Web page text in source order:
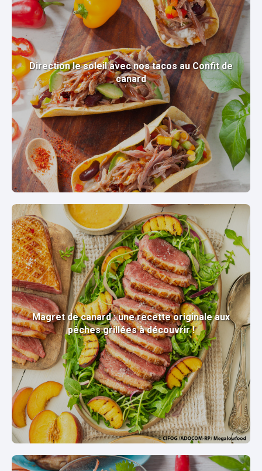
Direction le soleil avec nos tacos au Confit de
canard
Magret de canard : une recette originale aux
pêches grillées à découvrir !